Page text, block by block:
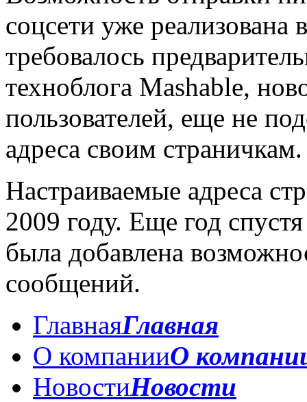
соцсети уже реализована
требовалось
техноблога Mashable,
пользователей, еще не
адреса своим страничкам.
Настраиваемые адреса
2009 году. Еще год
была добавлена
сообщений.
ГлавнаяГлавная
О компанииО
НовостиНовости